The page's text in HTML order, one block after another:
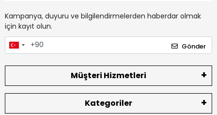
Kampanya, duyuru ve bilgilendirmelerden haberdar olmak
için kayıt olun.
Gönder
Müşteri Hizmetleri
Kategoriler